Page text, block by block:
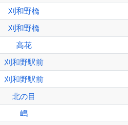
刈和野橋
刈和野橋
高花
刈和野駅前
刈和野駅前
北の目
嶋